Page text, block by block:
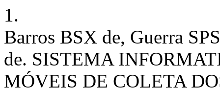
1.
Barros BSX de, Guerra
de. SISTEMA
MÓVEIS DE COLETA